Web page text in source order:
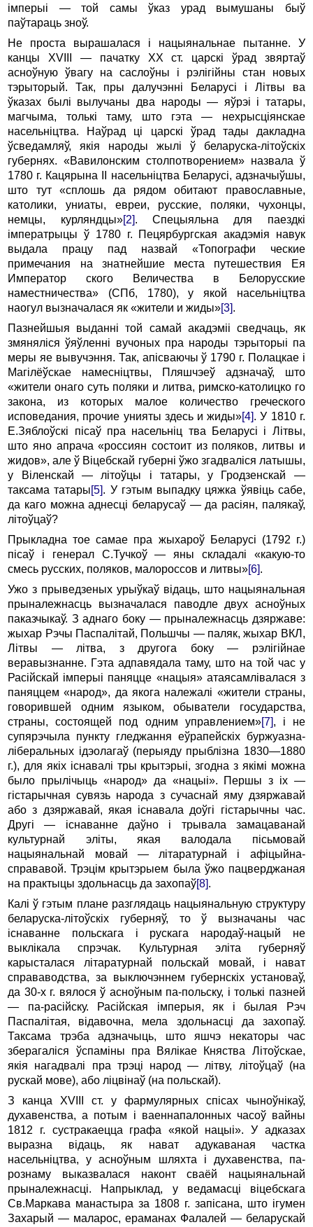
імперыі — той самы ўказ урад вымушаны быў
паўтараць зноў.
Не проста вырашалася і нацыянальнае пытанне. У
канцы XVIII — пачатку ХХ ст. царскі ўрад звяртаў
асноўную ўвагу на саслоўны і рэлігійны стан новых
тэрыторый. Так, пры далучэнні Беларусі і Літвы ва
ўказах былі вылучаны два народы — яўрэі і татары,
магчыма, толькі таму, што гэта — нехрысціянскае
насельніцтва. Наўрад ці царскі ўрад тады дакладна
ўсведамляў, якія народы жылі ў беларуска-літоўскіх
губернях. «Вавилонским столпотворением» назвала ў
1780 г. Кацярына II насельніцтва Беларусі, адзначыўшы,
што тут «сплошь да рядом обитают православные,
католики, униаты, евреи, русские, поляки, чухонцы,
немцы, курляндцы»[2]. Спецыяльна для паездкі
імператрыцы ў 1780 г. Пецярбургская акадэмія навук
выдала працу пад назвай «Топографи ческие
примечания на знатнейшие места путешествия Ея
Император ского Величества в Белорусские
наместничества» (СПб, 1780), у якой насельніцтва
наогул вызначалася як «жители и жиды»[3].
Пазнейшыя выданні той самай акадэміі сведчаць, як
змяняліся ўяўленні вучоных пра народы тэрыторыі па
меры яе вывучэння. Так, апісваючы ў 1790 г. Полацкае і
Магілёўскае намесніцтвы, Пляшчэеў адзначаў, што
«жители онаго суть поляки и литва, римско-католицко го
закона, из которых малое количество греческого
исповедания, прочие унияты здесь и жиды»[4]. У 1810 г.
Е.Зяблоўскі пісаў пра насельніц тва Беларусі і Літвы,
што яно апрача «россиян состоит из поляков, литвы и
жидов», але ў Віцебскай губерні ўжо згадваліся латышы,
у Віленскай — літоўцы і татары, у Гродзенскай —
таксама татары[5]. У гэтым выпадку цяжка ўявіць сабе,
да каго можна аднесці беларусаў — да расіян, палякаў,
літоўцаў?
Прыкладна тое самае пра жыхароў Беларусі (1792 г.)
пісаў і генерал С.Тучкоў — яны складалі «какую-то
смесь русских, поляков, малороссов и литвы»[6].
Ужо з прыведзеных урыўкаў відаць, што нацыянальная
прыналежнасць вызначалася паводле двух асноўных
паказчыкаў. З аднаго боку — прыналежнасць дзяржаве:
жыхар Рэчы Паспалітай, Польшчы — паляк, жыхар ВКЛ,
Літвы — літва, з другога боку — рэлігійнае
веравызнанне. Гэта адпавядала таму, што на той час у
Расійскай імперыі паняцце «нацыя» атаясамлівалася з
паняццем «народ», да якога належалі «жители страны,
говорившей одним языком, обыватели государства,
страны, состоящей под одним управлением»[7], і не
супярэчыла пункту гледжання еўрапейскіх буржуазна-
ліберальных ідэолагаў (перыяду прыблізна 1830—1880
г.), для якіх існавалі тры крытэрыі, згодна з якімі можна
было прылічыць «народ» да «нацыі». Першы з іх —
гістарычная сувязь народа з сучаснай яму дзяржавай
або з дзяржавай, якая існавала доўгі гістарычны час.
Другі — існаванне даўно і трывала замацаванай
культурнай эліты, якая валодала пісьмовай
нацыянальнай мовай — літаратурнай і афіцыйна-
справавой. Трэцім крытэрыем была ўжо пацверджаная
на практыцы здольнасць да захопаў[8].
Калі ў гэтым плане разглядаць нацыянальную структуру
беларуска-літоўскіх губерняў, то ў вызначаны час
існаванне польскага і рускага народаў-нацый не
выклікала спрэчак. Культурная эліта губерняў
карысталася літаратурнай польскай мовай, і нават
справаводства, за выключэннем губернскіх установаў,
да 30-х г. вялося ў асноўным па-польску, і толькі пазней
— па-расійску. Расійская імперыя, як і былая Рэч
Паспалітая, відавочна, мела здольнасці да захопаў.
Таксама трэба адзначыць, што яшчэ некаторы час
зберагаліся ўспаміны пра Вялікае Княства Літоўскае,
якія нагадвалі пра трэці народ — літву, літоўцаў (на
рускай мове), або ліцвінаў (на польскай).
З канца XVIII ст. у фармулярных спісах чыноўнікаў,
духавенства, а потым і ваеннапалонных часоў вайны
1812 г. сустракаецца графа «якой нацыі». У адказах
выразна відаць, як нават адукаваная частка
насельніцтва, у асноўным шляхта і духавенства, па-
рознаму выказвалася наконт сваёй нацыянальнай
прыналежнасці. Напрыклад, у ведамасці віцебскага
Св.Маркава манастыра за 1808 г. запісана, што ігумен
Захарый — маларос, ераманах Фалалей — беларускай